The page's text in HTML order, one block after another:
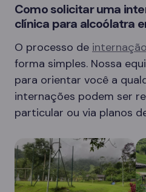
Como solicitar uma
clínica para alcoólatra
O processo de internação
forma simples. Nossa
para orientar você a
internações podem ser
particular ou via planos